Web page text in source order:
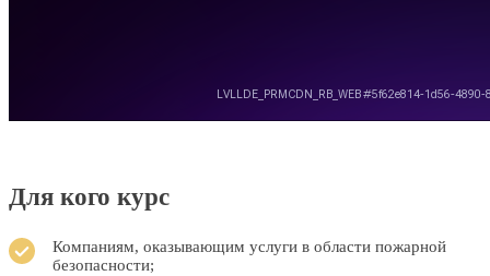
Для кого курс
Компаниям, оказывающим услуги в области пожарной
безопасности;